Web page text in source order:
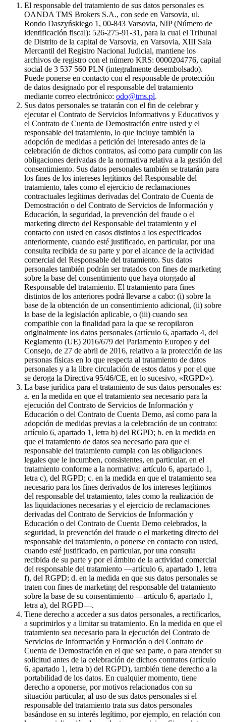
El responsable del tratamiento de sus datos personales es
OANDA TMS Brokers S.A., con sede en Varsovia, ul.
Rondo Daszyńskiego 1, 00-843 Varsovia, NIP (Número de
identificación fiscal): 526-275-91-31, para la cual el Tribunal
de Distrito de la capital de Varsovia, en Varsovia, XIII Sala
Mercantil del Registro Nacional Judicial, mantiene los
archivos de registro con el número KRS: 0000204776, capital
social de 3 537 560 PLN (integralmente desembolsado).
Puede ponerse en contacto con el responsable de protección
de datos designado por el responsable del tratamiento
mediante correo electrónico: odo@tms.pl.
Sus datos personales se tratarán con el fin de celebrar y
ejecutar el Contrato de Servicios Informativos y Educativos y
el Contrato de Cuenta de Demostración entre usted y el
responsable del tratamiento, lo que incluye también la
adopción de medidas a petición del interesado antes de la
celebración de dichos contratos, así como para cumplir con las
obligaciones derivadas de la normativa relativa a la gestión del
consentimiento. Sus datos personales también se tratarán para
los fines de los intereses legítimos del Responsable del
tratamiento, tales como el ejercicio de reclamaciones
contractuales legítimas derivadas del Contrato de Cuenta de
Demostración o del Contrato de Servicios de Información y
Educación, la seguridad, la prevención del fraude o el
marketing directo del Responsable del tratamiento y el
contacto con usted en casos distintos a los especificados
anteriormente, cuando esté justificado, en particular, por una
consulta recibida de su parte y por el alcance de la actividad
comercial del Responsable del tratamiento. Sus datos
personales también podrán ser tratados con fines de marketing
sobre la base del consentimiento que haya otorgado al
Responsable del tratamiento. El tratamiento para fines
distintos de los anteriores podrá llevarse a cabo: (i) sobre la
base de la obtención de un consentimiento adicional, (ii) sobre
la base de la legislación aplicable, o (iii) cuando sea
compatible con la finalidad para la que se recopilaron
originalmente los datos personales (artículo 6, apartado 4, del
Reglamento (UE) 2016/679 del Parlamento Europeo y del
Consejo, de 27 de abril de 2016, relativo a la protección de las
personas físicas en lo que respecta al tratamiento de datos
personales y a la libre circulación de estos datos y por el que
se deroga la Directiva 95/46/CE, en lo sucesivo, «RGPD»).
La base jurídica para el tratamiento de sus datos personales es:
a. en la medida en que el tratamiento sea necesario para la
ejecución del Contrato de Servicios de Información y
Educación o del Contrato de Cuenta Demo, así como para la
adopción de medidas previas a la celebración de un contrato:
artículo 6, apartado 1, letra b) del RGPD; b. en la medida en
que el tratamiento de datos sea necesario para que el
responsable del tratamiento cumpla con las obligaciones
legales que le incumben, consistentes, en particular, en el
tratamiento conforme a la normativa: artículo 6, apartado 1,
letra c), del RGPD; c. en la medida en que el tratamiento sea
necesario para los fines derivados de los intereses legítimos
del responsable del tratamiento, tales como la realización de
las liquidaciones necesarias y el ejercicio de reclamaciones
derivadas del Contrato de Servicios de Información y
Educación o del Contrato de Cuenta Demo celebrados, la
seguridad, la prevención del fraude o el marketing directo del
responsable del tratamiento, o ponerse en contacto con usted,
cuando esté justificado, en particular, por una consulta
recibida de su parte y por el ámbito de la actividad comercial
del responsable del tratamiento —artículo 6, apartado 1, letra
f), del RGPD; d. en la medida en que sus datos personales se
traten con fines de marketing del responsable del tratamiento
sobre la base de su consentimiento —artículo 6, apartado 1,
letra a), del RGPD—.
Tiene derecho a acceder a sus datos personales, a rectificarlos,
a suprimirlos y a limitar su tratamiento. En la medida en que el
tratamiento sea necesario para la ejecución del Contrato de
Servicios de Información y Formación o del Contrato de
Cuenta de Demostración en el que sea parte, o para atender su
solicitud antes de la celebración de dichos contratos (artículo
6, apartado 1, letra b) del RGPD), también tiene derecho a la
portabilidad de los datos. En cualquier momento, tiene
derecho a oponerse, por motivos relacionados con su
situación particular, al uso de sus datos personales si el
responsable del tratamiento trata sus datos personales
basándose en su interés legítimo, por ejemplo, en relación con